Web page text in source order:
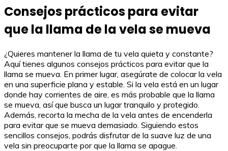
Consejos prácticos para evitar
que la llama de la vela se mueva
¿Quieres mantener la llama de tu vela quieta y constante?
Aquí tienes algunos consejos prácticos para evitar que la
llama se mueva. En primer lugar, asegúrate de colocar la vela
en una superficie plana y estable. Si la vela está en un lugar
donde hay corrientes de aire, es más probable que la llama
se mueva, así que busca un lugar tranquilo y protegido.
Además, recorta la mecha de la vela antes de encenderla
para evitar que se mueva demasiado. Siguiendo estos
sencillos consejos, podrás disfrutar de la suave luz de una
vela sin preocuparte por que la llama se apague.